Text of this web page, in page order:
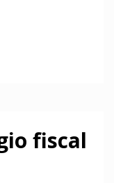
fiscal